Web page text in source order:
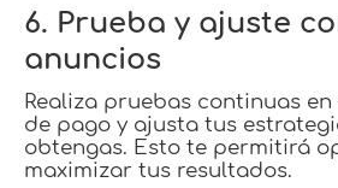
6. Prueba y ajuste
anuncios
Realiza pruebas continuas
de pago y ajusta tus
obtengas. Esto te permitirá
maximizar tus resultados.